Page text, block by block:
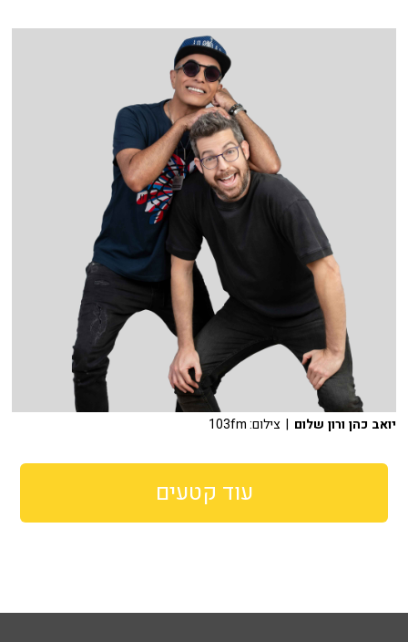
יואב כהן ורון שלום | צילום: 103fm
עוד קטעים